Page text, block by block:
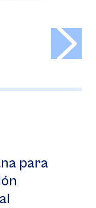
para